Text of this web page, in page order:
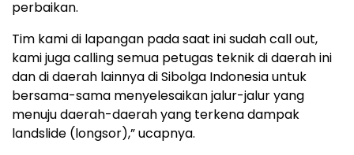
perbaikan.
Tim kami di lapangan pada saat ini sudah call out,
kami juga calling semua petugas teknik di daerah ini
dan di daerah lainnya di Sibolga Indonesia untuk
bersama-sama menyelesaikan jalur-jalur yang
menuju daerah-daerah yang terkena dampak
landslide (longsor),” ucapnya.